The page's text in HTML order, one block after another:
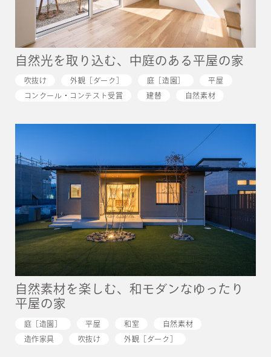
自然光を取り込む、中庭のある平屋の家
吹抜け 外観［ダーク］ 庭［造園］ 平屋
コンクール・コンテスト受賞 建替 自然素材
自然素材を楽しむ、和モダンなゆったり
平屋の家
庭［造園］ 平屋 和室 自然素材
造作家具 吹抜け 外観［ダーク］